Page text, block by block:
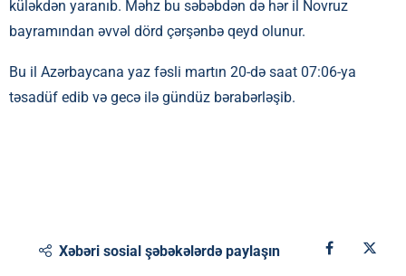
küləkdən yaranıb. Məhz bu səbəbdən də hər il Novruz
bayramından əvvəl dörd çərşənbə qeyd olunur.
Bu il Azərbaycana yaz fəsli martın 20-də saat 07:06-ya
təsadüf edib və gecə ilə gündüz bərabərləşib.
Xəbəri sosial şəbəkələrdə paylaşın